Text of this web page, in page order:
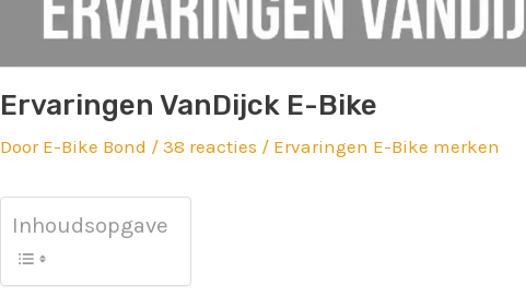
Ervaringen VanDijck E-Bike
Door E-Bike Bond / 38 reacties / Ervaringen E-Bike merken
Inhoudsopgave